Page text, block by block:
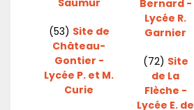
(53) Site de
Château-
Gontier -
Lycée P. et M.
Curie
Bernard -
Lycée R.
Garnier
(72) Site
de La
Flèche -
Lycée E. de